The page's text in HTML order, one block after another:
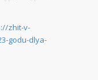
zhit-v-
godu-dlya-